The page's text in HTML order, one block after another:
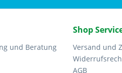
und Beratung
Shop
Versand und
AGB